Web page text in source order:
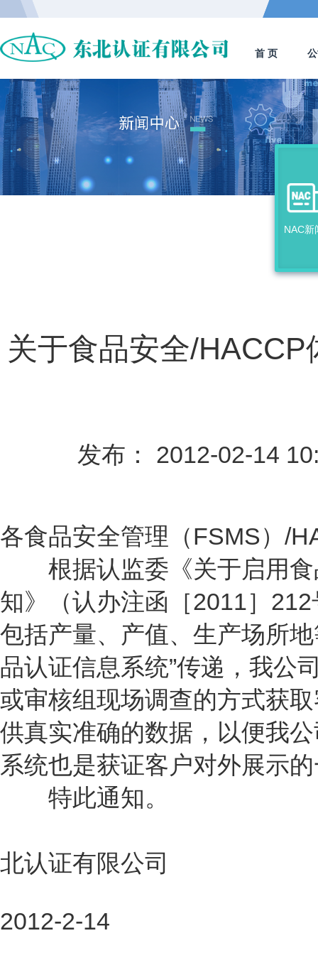
首 页
NAC新
关于食品安全/
发布： 2012-02-14
各食品安全管理（FSMS）/
根据认监委《关于启用
知》（认办注函［2011］
包括产量、产值、生产场所
品认证信息系统”传递，我公
或审核组现场调查的方式获
供真实准确的数据，以便我
系统也是获证客户对外展示
特此通知。
北认证有限公司
2012-2-14